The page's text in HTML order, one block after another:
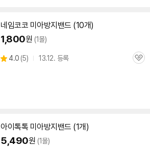
네임코코 미아방지밴드 (10개)
1,800원 (1몰)
별
4.0 (상
5) 13.12. 등록
관
아이톡톡 미아방지밴드 (1개)
5,490원 (1몰)